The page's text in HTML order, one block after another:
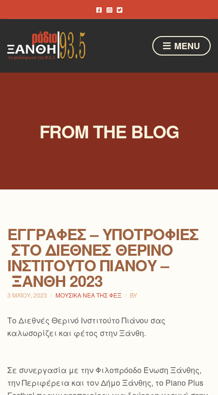
MENU
FROM THE BLOG
ΕΓΓΡΑΦΈΣ – ΥΠΟΤΡΟΦΊΕΣ
ΣΤΟ ΔΙΕΘΝΈΣ ΘΕΡΙΝΌ
ΙΝΣΤΙΤΟΎΤΟ ΠΙΆΝΟΥ –
ΞΆΝΘΗ 2023
3 ΜΑΪ́ΟΥ, 2023 ΜΟΥΣΙΚΆ ΝΈΑ ΤΗΣ ΦΕΞ BY
Το Διεθνές Θερινό Ινστιτούτο Πιάνου σας
καλωσορίζει και φέτος στην Ξάνθη.
Σε συνεργασία με την Φιλοπρόοδο Ένωση Ξάνθης,
την Περιφέρεια και τον Δήμο Ξάνθης, το Piano Plus